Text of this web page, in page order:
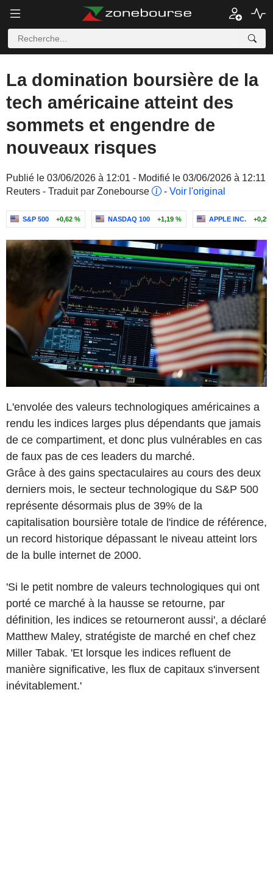
La domination boursière de la
tech américaine atteint des
sommets et engendre de
nouveaux risques
Publié le 03/06/2026 à 12:01 - Modifié le 03/06/2026 à 12:11
Reuters - Traduit par Zonebourse
- Voir l'original
S&P 500 +0,62 % NASDAQ 100 +1,19 % APPLE INC. +0,29
L'envolée des valeurs technologiques américaines a
rendu les indices larges plus dépendants que jamais
de ce compartiment, et donc plus vulnérables en cas
de faux pas de ces leaders du marché.
Grâce à des gains spectaculaires au cours des deux
derniers mois, le secteur technologique du S&P 500
représente désormais plus de 39% de la
capitalisation boursière totale de l'indice de référence,
un record historique dépassant le niveau atteint lors
de la bulle internet de 2000.
'Si le petit nombre de valeurs technologiques qui ont
porté ce marché à la hausse se retourne, par
définition, les indices se retourneront aussi', a déclaré
Matthew Maley, stratégiste de marché en chef chez
Miller Tabak. 'Et lorsque les indices refluent de
manière significative, les flux de capitaux s'inversent
inévitablement.'